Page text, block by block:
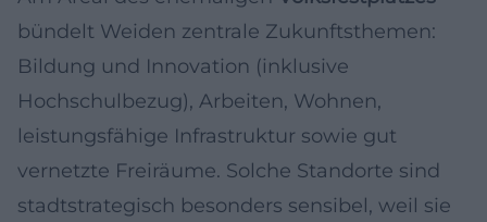
bündelt Weiden zentrale Zukunftsthemen:
Bildung und Innovation (inklusive
Hochschulbezug), Arbeiten, Wohnen,
leistungsfähige Infrastruktur sowie gut
vernetzte Freiräume. Solche Standorte sind
stadtstrategisch besonders sensibel, weil sie